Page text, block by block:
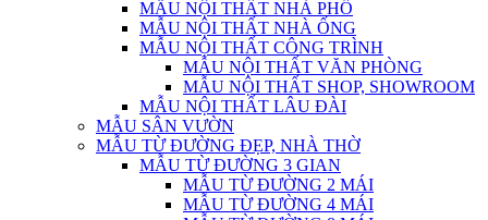
MẪU NỘI THẤT NHÀ PHỐ
MẪU NỘI THẤT NHÀ ỐNG
MẪU NỘI THẤT CÔNG TRÌNH
MẪU NỘI THẤT VĂN PHÒNG
MẪU NỘI THẤT SHOP, SHOWROOM
MẪU NỘI THẤT LÂU ĐÀI
MẪU SÂN VƯỜN
MẪU TỪ ĐƯỜNG ĐẸP, NHÀ THỜ
MẪU TỪ ĐƯỜNG 3 GIAN
MẪU TỪ ĐƯỜNG 2 MÁI
MẪU TỪ ĐƯỜNG 4 MÁI